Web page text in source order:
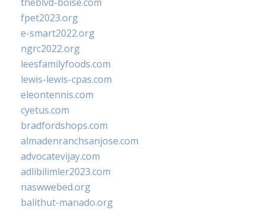
fpet2023.org
e-smart2022.org
ngrc2022.org
leesfamilyfoods.com
lewis-lewis-cpas.com
eleontennis.com
cyetus.com
bradfordshops.com
almadenranchsanjose.com
advocatevijay.com
adlibilimler2023.com
naswwebed.org
balithut-manado.org